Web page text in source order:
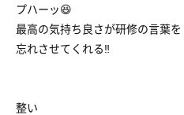
プハーッ😆
最高の気持ち良さが研修の言葉を
忘れさせてくれる‼︎
整い